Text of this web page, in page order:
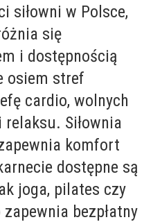
siłowni w Polsce,
się
i dostępnością
osiem stref
cardio, wolnych
Siłownia
komfort
dostępne są
joga, pilates czy
bezpłatny